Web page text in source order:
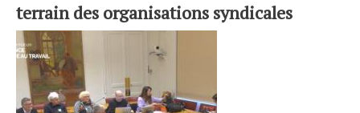
terrain des organisations syndicales